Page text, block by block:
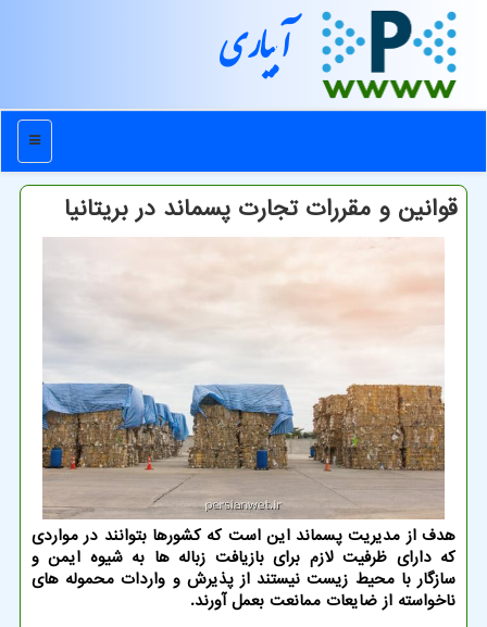
آبیاری
منو
قوانین و مقررات تجارت پسماند در بریتانیا
هدف از مدیریت پسماند این است که کشورها بتوانند در مواردی
که دارای ظرفیت لازم برای بازیافت زباله ها به شیوه ایمن و
سازگار با محیط زیست نیستند از پذیرش و واردات محموله های
ناخواسته از ضایعات ممانعت بعمل آورند.